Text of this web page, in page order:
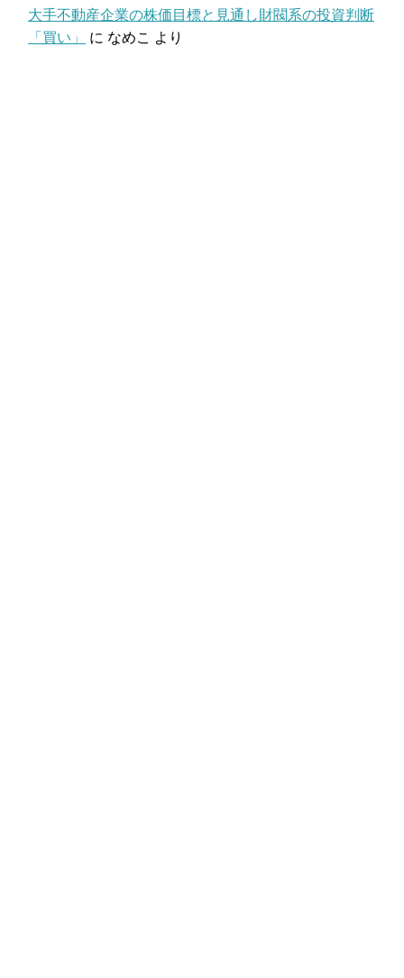
大手不動産企業の株価目標と見通し財閥系の投資判断
「買い」
に なめこ より